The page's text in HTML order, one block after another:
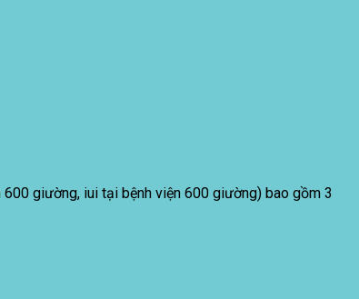
giường, iui tại bệnh viện 600 giường) bao gồm 3